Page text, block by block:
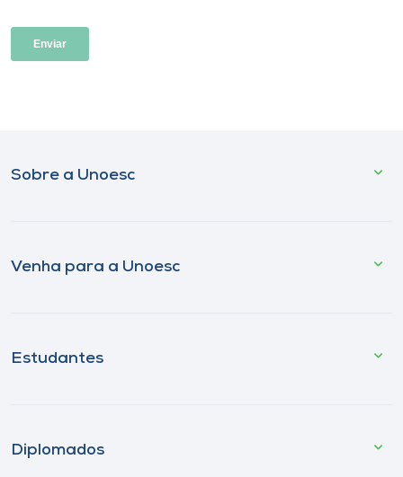
Sobre a Unoesc
Venha para a Unoesc
Estudantes
Diplomados